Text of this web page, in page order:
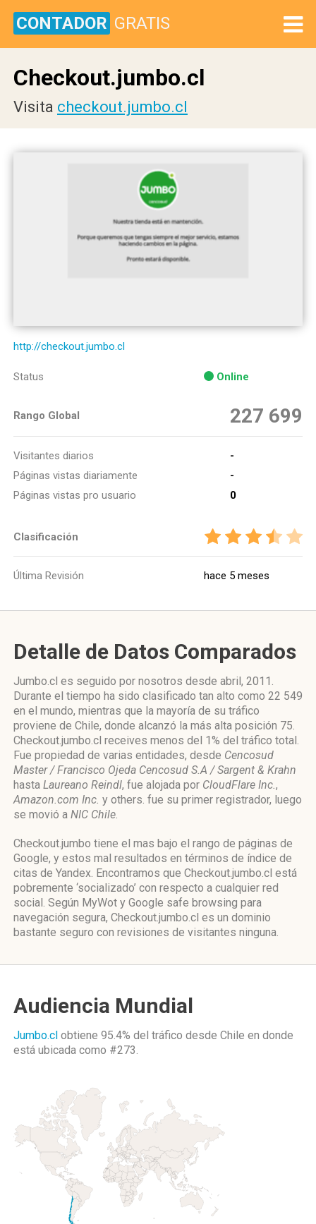
CONTADOR GRATIS
Checkout.jumbo.cl
Visita checkout.jumbo.cl
http://checkout.jumbo.cl
Status Online
Rango Global 227 699
Visitantes diarios
-
Páginas vistas diariamente
-
Páginas vistas pro usuario
0
Clasificación
Última Revisión hace 5 meses
Detalle de Datos Comparados
Jumbo.cl es seguido por nosotros desde abril, 2011.
Durante el tiempo ha sido clasificado tan alto como 22 549
en el mundo, mientras que la mayoría de su tráfico
proviene de Chile, donde alcanzó la más alta posición 75.
Checkout.jumbo.cl receives menos del 1% del tráfico total.
Fue propiedad de varias entidades, desde Cencosud
Master / Francisco Ojeda Cencosud S.A / Sargent & Krahn
hasta Laureano Reindl, fue alojada por CloudFlare Inc.,
Amazon.com Inc. y others. fue su primer registrador, luego
se movió a NIC Chile.
Checkout.jumbo tiene el mas bajo el rango de páginas de
Google, y estos mal resultados en términos de índice de
citas de Yandex. Encontramos que Checkout.jumbo.cl está
pobremente ‘socializado’ con respecto a cualquier red
social. Según MyWot y Google safe browsing para
navegación segura, Checkout.jumbo.cl es un dominio
bastante seguro con revisiones de visitantes ninguna.
Audiencia Mundial
Jumbo.cl obtiene 95.4% del tráfico desde Chile en donde
está ubicada como #273.